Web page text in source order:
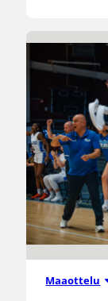
Maaottelu